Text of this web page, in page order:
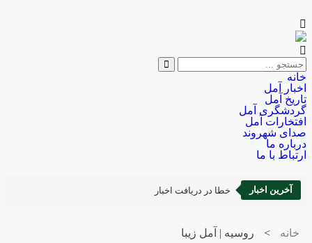
خانه
اخبار آمل
تاریخ آمل
گردشگری آمل
افتخارات آمل
صدای شهروند
درباره ما
ارتباط با ما
آخرین اخبار خطا در دریافت اخبار
خانه > روسیه | آمل زیبا